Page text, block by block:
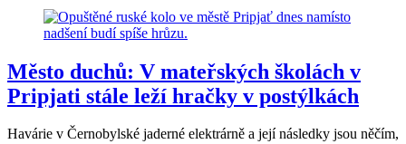
Město duchů: V mateřských školách v
Pripjati stále leží hračky v postýlkách
Havárie v Černobylské jaderné elektrárně a její následky jsou něčím,